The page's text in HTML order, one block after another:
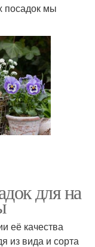
посадок мы
для на
её качества
из вида и сорта